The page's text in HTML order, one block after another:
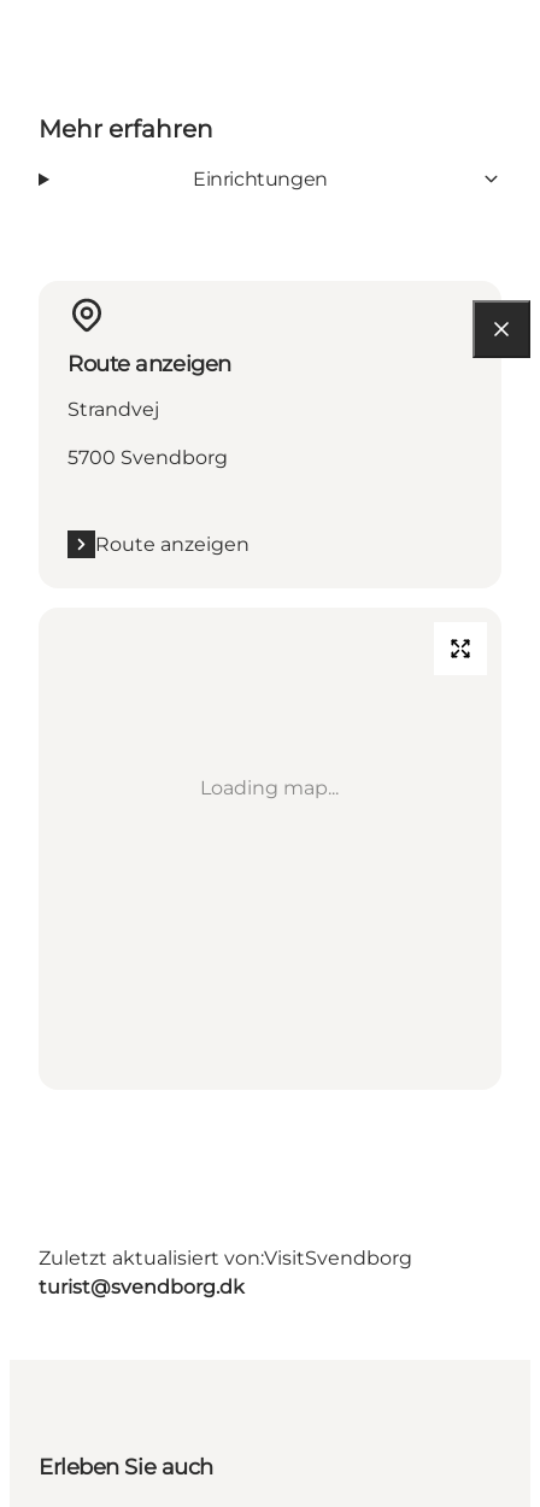
Mehr erfahren
Einrichtungen
Route anzeigen
Strandvej
5700 Svendborg
Route anzeigen
Loading map...
Zuletzt aktualisiert von:VisitSvendborg
turist@svendborg.dk
Erleben Sie auch